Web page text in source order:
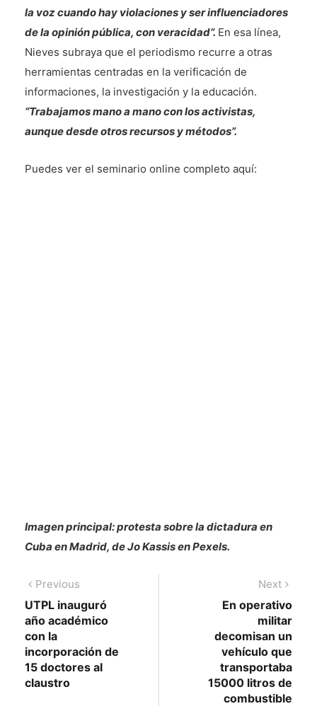
la voz cuando hay violaciones y ser influenciadores
de la opinión pública, con veracidad”. En esa línea,
Nieves subraya que el periodismo recurre a otras
herramientas centradas en la verificación de
informaciones, la investigación y la educación.
“Trabajamos mano a mano con los activistas,
aunque desde otros recursos y métodos”.
Puedes ver el seminario online completo aquí:
Imagen principal: protesta sobre la dictadura en
Cuba en Madrid, de Jo Kassis en Pexels.
Navegación
de
entradas
Previous
post:
UTPL inauguró
año académico
con la
incorporación de
15 doctores al
claustro
Next
post:
En operativo
militar
decomisan un
vehículo que
transportaba
15000 litros de
combustible